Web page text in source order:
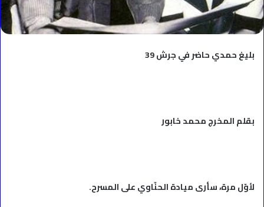
بليغ حمدي حاضر في جرش 39
بقلم المخرج محمد خابور
لأوّل مرة، سأرى ميادة الحنّاوي على المسرح.